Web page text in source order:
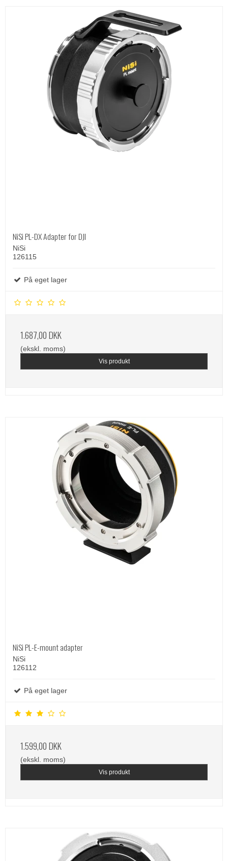
NiSi PL-DX Adapter for DJI
NiSi
126115
På eget lager
1.687,00 DKK
(ekskl. moms)
Vis produkt
NiSi PL-E-mount adapter
NiSi
126112
På eget lager
1.599,00 DKK
(ekskl. moms)
Vis produkt